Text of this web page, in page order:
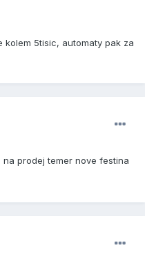
5tisic, automaty pak za
na prodej temer nove festina